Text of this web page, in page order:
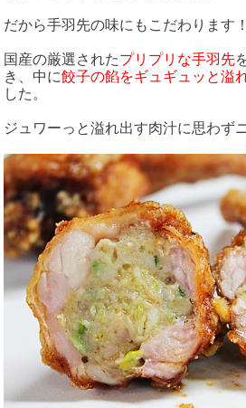
だから手羽先の味にもこだわります
国産の厳選されたプリプリな手羽先
き、中に餃子の餡をギュギュッと溢
した。
ジュワーっと溢れ出す肉汁に思わず